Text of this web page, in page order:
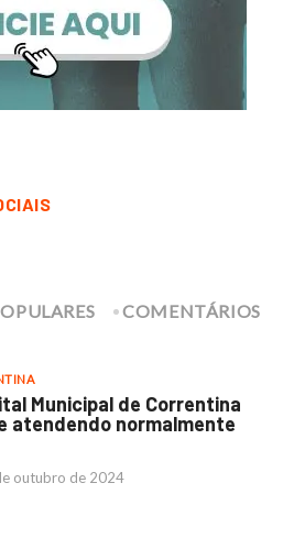
COMENTÁRIOS
Municipal de Correntina
atendendo normalmente
outubro de 2024